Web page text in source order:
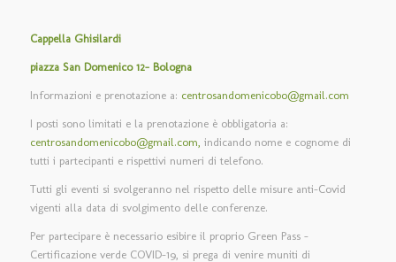
Cappella Ghisilardi
piazza San Domenico 12- Bologna
Informazioni e prenotazione a: centrosandomenicobo@gmail.com
I posti sono limitati e la prenotazione è obbligatoria a:
centrosandomenicobo@gmail.com, indicando nome e cognome di
tutti i partecipanti e rispettivi numeri di telefono.
Tutti gli eventi si svolgeranno nel rispetto delle misure anti-Covid
vigenti alla data di svolgimento delle conferenze.
Per partecipare è necessario esibire il proprio Green Pass –
Certificazione verde COVID-19, si prega di venire muniti di